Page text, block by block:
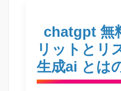
chatgpt 無
リットとリ
生成ai とは